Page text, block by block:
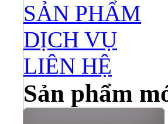
SẢN PHẨM
DỊCH VỤ
LIÊN HỆ
Sản phẩm